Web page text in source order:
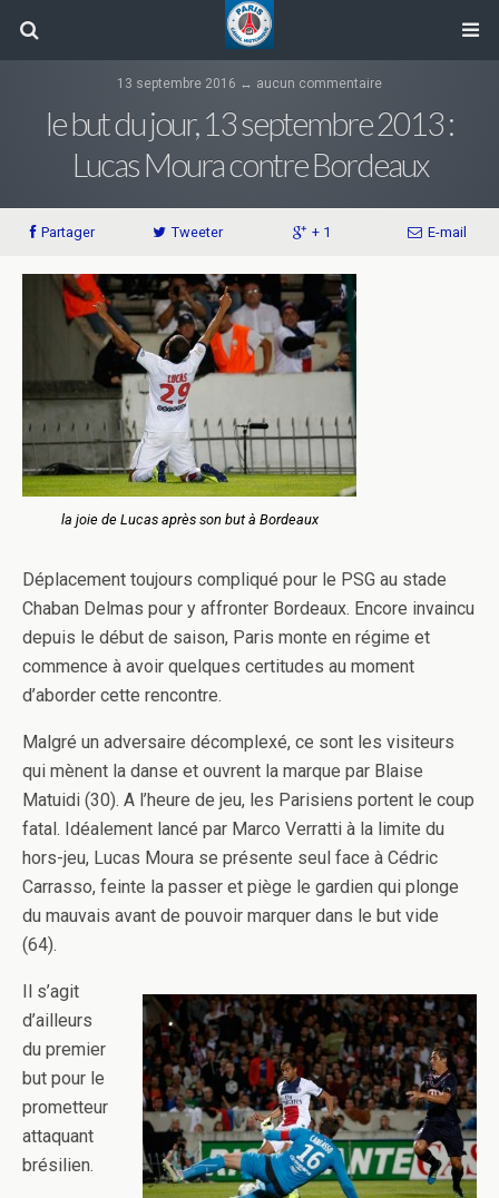
13 septembre 2016 ↔ aucun commentaire
le but du jour, 13 septembre 2013 :
Lucas Moura contre Bordeaux
Partager Tweeter + 1 E-mail
la joie de Lucas après son but à Bordeaux
Déplacement toujours compliqué pour le PSG au stade
Chaban Delmas pour y affronter Bordeaux. Encore invaincu
depuis le début de saison, Paris monte en régime et
commence à avoir quelques certitudes au moment
d’aborder cette rencontre.
Malgré un adversaire décomplexé, ce sont les visiteurs
qui mènent la danse et ouvrent la marque par Blaise
Matuidi (30). A l’heure de jeu, les Parisiens portent le coup
fatal. Idéalement lancé par Marco Verratti à la limite du
hors-jeu, Lucas Moura se présente seul face à Cédric
Carrasso, feinte la passer et piège le gardien qui plonge
du mauvais avant de pouvoir marquer dans le but vide
(64).
Il s’agit
d’ailleurs
du premier
but pour le
prometteur
attaquant
brésilien.